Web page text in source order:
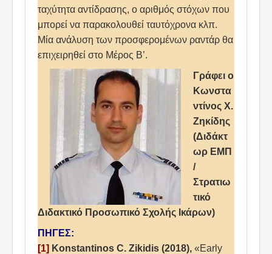
ταχύτητα αντίδρασης, ο αριθμός στόχων που
μπορεί να παρακολουθεί ταυτόχρονα κλπ.
Μία ανάλυση των προσφερομένων ραντάρ θα
επιχειρηθεί στο Μέρος Β’.
Γράφει ο
Κωνστα
ντίνος Χ.
Ζηκίδης
(Διδάκτ
ωρ ΕΜΠ
/
Στρατιω
τικό
Διδακτικό Προσωπικό Σχολής Ικάρων)
ΠΗΓΕΣ:
[1] Konstantinos C. Zikidis (2018), «Early